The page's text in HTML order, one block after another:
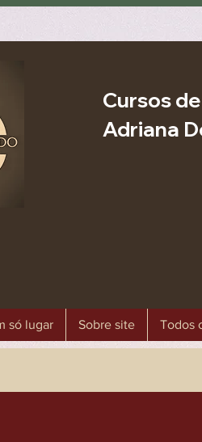
Cursos
Adriana
só lugar Sobre site Todos